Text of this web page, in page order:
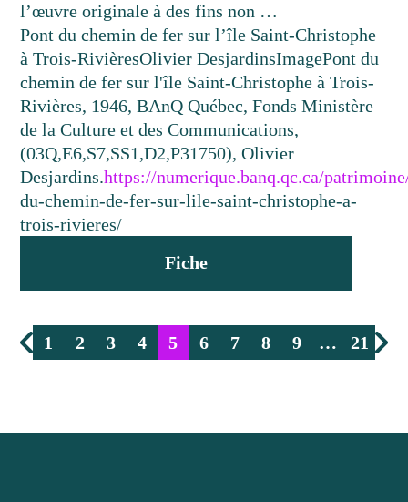
l’œuvre originale à des fins non …
Pont du chemin de fer sur l’île Saint-Christophe
à Trois-RivièresOlivier DesjardinsImagePont du
chemin de fer sur l'île Saint-Christophe à Trois-
Rivières, 1946, BAnQ Québec, Fonds Ministère
de la Culture et des Communications,
(03Q,E6,S7,SS1,D2,P31750), Olivier
Desjardins.https://numerique.banq.qc.ca/
du-chemin-de-fer-sur-lile-saint-christophe-a-
trois-rivieres/
Fiche
1 2 3 4 5 6 7 8 9 … 21